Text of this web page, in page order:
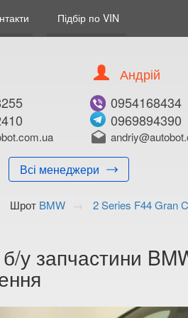
Підбір по VIN
Всі менеджери
Андрій
0954168434
0969894390
drafts
Шрот BMW
2 Series F44 Gran
б/у запчастини